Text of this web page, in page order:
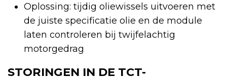
Oplossing: tijdig oliewissels uitvoeren met
de juiste specificatie olie en de module
laten controleren bij twijfelachtig
motorgedrag
STORINGEN IN DE TCT-